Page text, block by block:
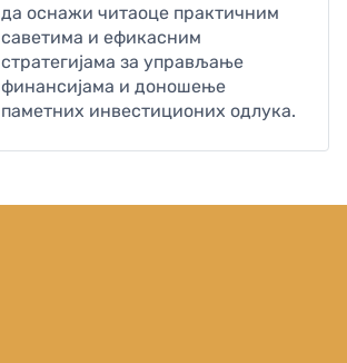
да оснажи читаоце практичним
саветима и ефикасним
стратегијама за управљање
финансијама и доношење
паметних инвестиционих одлука.